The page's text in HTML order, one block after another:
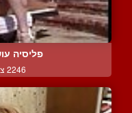
פליסיה
2246 צפיות